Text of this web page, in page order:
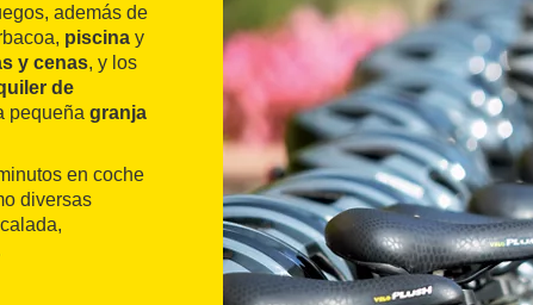
además de
piscina y
y cenas, y los
de
pequeña granja
en coche
diversas